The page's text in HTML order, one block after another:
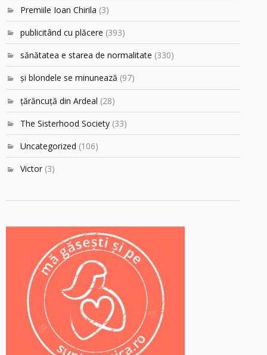
Premiile Ioan Chirila (3)
publicitând cu plăcere (393)
sănătatea e starea de normalitate (330)
şi blondele se minunează (97)
ţărăncuţă din Ardeal (28)
The Sisterhood Society (33)
Uncategorized (106)
Victor (3)